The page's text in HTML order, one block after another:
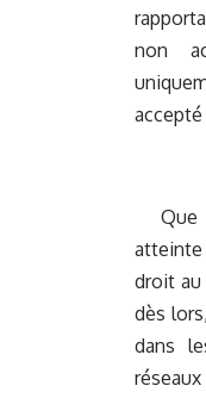
non
Que
droit au
dès
dans